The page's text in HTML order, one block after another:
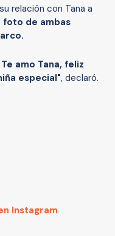
relación con Tana a
foto de ambas
amo Tana, feliz
especial", declaró.
Instagram